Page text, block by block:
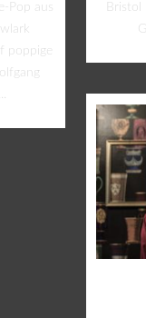
Pop aus
poppige